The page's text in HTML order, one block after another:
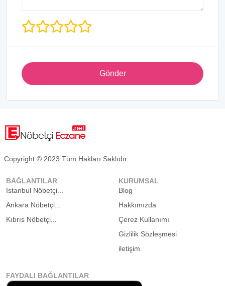
Gönder
Copyright © 2023 Tüm Hakları Saklıdır.
BAĞLANTILAR
İstanbul Nöbetçi...
Ankara Nöbetçi...
Kıbrıs Nöbetçi...
KURUMSAL
Blog
Hakkımızda
Çerez Kullanımı
Gizlilik Sözleşmesi
iletişim
FAYDALI BAĞLANTILAR